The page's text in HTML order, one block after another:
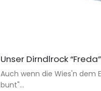
Unser Dirndlrock
Auch wenn die Wies'n dem
bunt"...